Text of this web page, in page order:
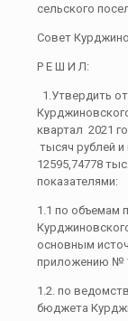
сельского
Совет
Р Е Ш И Л:
1.Утвердить
квартал 2021
тысяч рублей
12595,74778
показателями:
1.1 по объемам
основным
приложению №
1.2. по
бюджета